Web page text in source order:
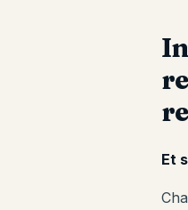
Et